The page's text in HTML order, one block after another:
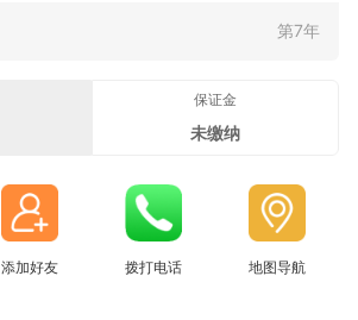
第7年
保证金
未缴纳
添加好友 拨打电话 地图导航